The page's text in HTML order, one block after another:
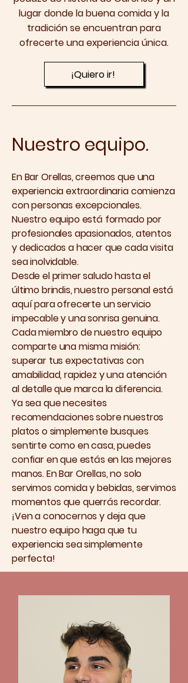
lugar donde la buena comida y la
tradición se encuentran para
ofrecerte una experiencia única.
¡Quiero ir!
Nuestro equipo.
En Bar Orellas, creemos que una
experiencia extraordinaria comienza
con personas excepcionales.
Nuestro equipo está formado por
profesionales apasionados, atentos
y dedicados a hacer que cada visita
sea inolvidable.
Desde el primer saludo hasta el
último brindis, nuestro personal está
aquí para ofrecerte un servicio
impecable y una sonrisa genuina.
Cada miembro de nuestro equipo
comparte una misma misión:
superar tus expectativas con
amabilidad, rapidez y una atención
al detalle que marca la diferencia.
Ya sea que necesites
recomendaciones sobre nuestros
platos o simplemente busques
sentirte como en casa, puedes
confiar en que estás en las mejores
manos. En Bar Orellas, no solo
servimos comida y bebidas, servimos
momentos que querrás recordar.
¡Ven a conocernos y deja que
nuestro equipo haga que tu
experiencia sea simplemente
perfecta!